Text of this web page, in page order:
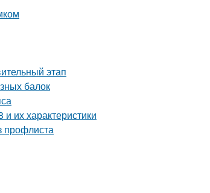
этап
балок
их характеристики
профлиста